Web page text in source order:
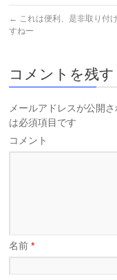
← これは便利、是非取り付
すねー
コメントを残す
メールアドレスが公開
は必須項目です
コメント
名前*